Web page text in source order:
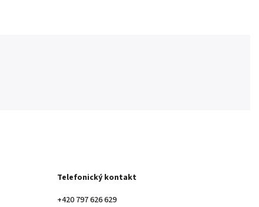
Telefonický kontakt
+420 797 626 629